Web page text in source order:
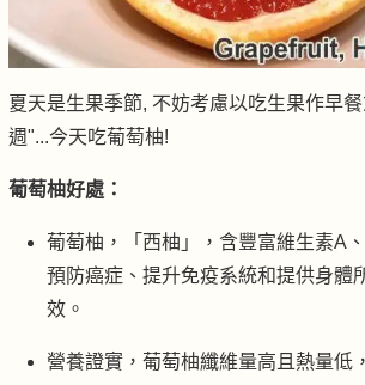
夏天是生果季節, 不妨考慮以吃生果作早
週"...今天吃葡萄柚!
葡萄柚好處：
葡萄柚，「西柚」，含豐富維生素A
預防癌症、提升免疫系統和提供身體
效。
營養證實，葡萄柚纖維量高且熱量低